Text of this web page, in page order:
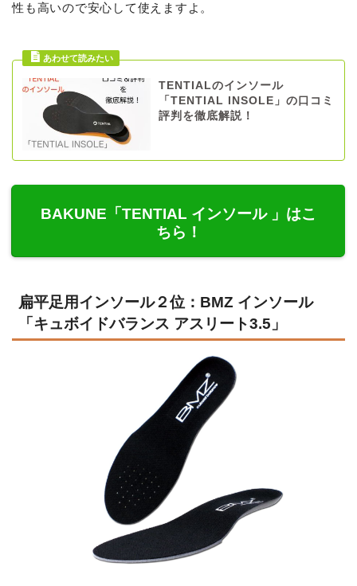
性も高いので安心して使えますよ。
TENTIALのインソール
「TENTIAL INSOLE」の口コミ
評判を徹底解説！
BAKUNE「TENTIAL インソール 」はこ
ちら！
扁平足用インソール２位：BMZ インソール
「キュボイドバランス アスリート3.5」